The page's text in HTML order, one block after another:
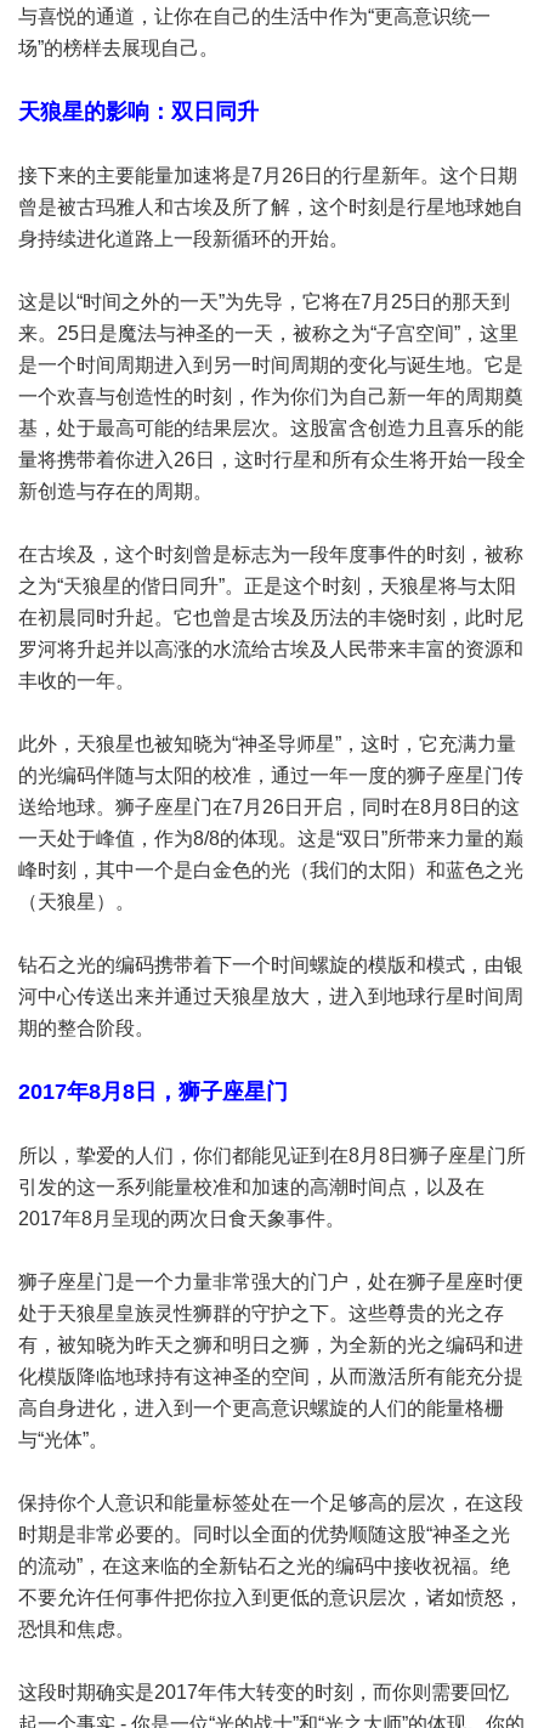
与喜悦的通道，让你在自己的生活中作为“更高意识统一
场”的榜样去展现自己。
天狼星的影响：双日同升
接下来的主要能量加速将是7月26日的行星新年。这个日期
曾是被古玛雅人和古埃及所了解，这个时刻是行星地球她自
身持续进化道路上一段新循环的开始。
这是以“时间之外的一天”为先导，它将在7月25日的那天到
来。25日是魔法与神圣的一天，被称之为“子宫空间”，这里
是一个时间周期进入到另一时间周期的变化与诞生地。它是
一个欢喜与创造性的时刻，作为你们为自己新一年的周期奠
基，处于最高可能的结果层次。这股富含创造力且喜乐的能
量将携带着你进入26日，这时行星和所有众生将开始一段全
新创造与存在的周期。
在古埃及，这个时刻曾是标志为一段年度事件的时刻，被称
之为“天狼星的偕日同升”。正是这个时刻，天狼星将与太阳
在初晨同时升起。它也曾是古埃及历法的丰饶时刻，此时尼
罗河将升起并以高涨的水流给古埃及人民带来丰富的资源和
丰收的一年。
此外，天狼星也被知晓为“神圣导师星”，这时，它充满力量
的光编码伴随与太阳的校准，通过一年一度的狮子座星门传
送给地球。狮子座星门在7月26日开启，同时在8月8日的这
一天处于峰值，作为8/8的体现。这是“双日”所带来力量的巅
峰时刻，其中一个是白金色的光（我们的太阳）和蓝色之光
（天狼星）。
钻石之光的编码携带着下一个时间螺旋的模版和模式，由银
河中心传送出来并通过天狼星放大，进入到地球行星时间周
期的整合阶段。
2017年8月8日，狮子座星门
所以，挚爱的人们，你们都能见证到在8月8日狮子座星门所
引发的这一系列能量校准和加速的高潮时间点，以及在
2017年8月呈现的两次日食天象事件。
狮子座星门是一个力量非常强大的门户，处在狮子星座时便
处于天狼星皇族灵性狮群的守护之下。这些尊贵的光之存
有，被知晓为昨天之狮和明日之狮，为全新的光之编码和进
化模版降临地球持有这神圣的空间，从而激活所有能充分提
高自身进化，进入到一个更高意识螺旋的人们的能量格栅
与“光体”。
保持你个人意识和能量标签处在一个足够高的层次，在这段
时期是非常必要的。同时以全面的优势顺随这股“神圣之光
的流动”，在这来临的全新钻石之光的编码中接收祝福。绝
不要允许任何事件把你拉入到更低的意识层次，诸如愤怒，
恐惧和焦虑。
这段时期确实是2017年伟大转变的时刻，而你则需要回忆
起一个事实 - 你是一位“光的战士”和“光之大师”的体现。你的